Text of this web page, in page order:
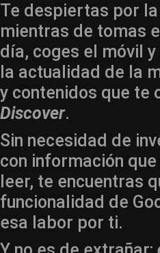
Te despiertas por la
mientras de tomas
día, coges el móvil
la actualidad de la
y contenidos que te
Discover.
Sin necesidad de
con información
leer, te encuentras
funcionalidad de
esa labor por ti.